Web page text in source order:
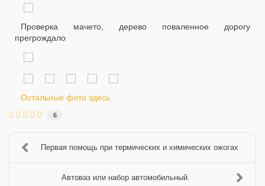
Проверка мачето, дерево поваленное дорогу
прегрождало
Остальные фото здесь
6
Первая помощь при термических и химических ожогах
Автоваз или набор автомобильный.